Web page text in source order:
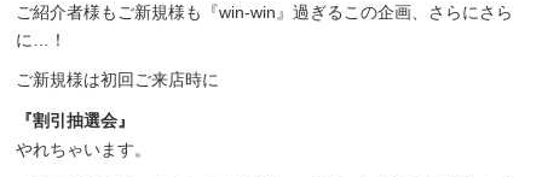
ご紹介者様もご新規様も『win-win』過ぎるこの企画、さらにさら
に…！
ご新規様は初回ご来店時に
『割引抽選会』
やれちゃいます。